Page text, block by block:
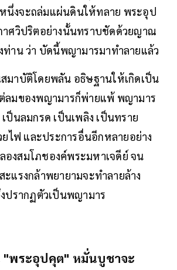
นึ่งจะถล่มแผ่นดินให้ทลาย พระอุป
าศวิปริตอย่างนั้นทราบชัดด้วยญาณ
ท่าน ว่า บัดนี้พญามารมาทำลายแล้ว
มาบัติโดยพลัน อธิษฐานให้เกิดเป็น
ลมของพญามารก็พ่ายแพ้ พญามาร
ป็นลมกรด เป็นเพลิง เป็นทราย
ยไฟ และประการอื่นอีกหลายอย่าง
องสมโภชองค์พระมหาเจดีย์ จน
แรงกล้าพยายามจะทำลายล้าง
ปรากฏตัวเป็นพญามาร